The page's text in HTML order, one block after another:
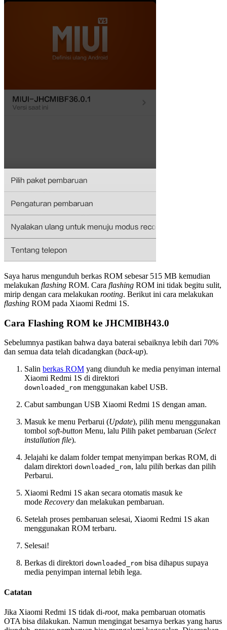
Saya harus mengunduh berkas ROM sebesar 515 MB kemudian
melakukan flashing ROM. Cara flashing ROM ini tidak begitu sulit,
mirip dengan cara melakukan rooting. Berikut ini cara melakukan
flashing ROM pada Xiaomi Redmi 1S.
Cara Flashing ROM ke JHCMIBH43.0
Sebelumnya pastikan bahwa daya baterai sebaiknya lebih dari 70%
dan semua data telah dicadangkan (back-up).
Salin berkas ROM yang diunduh ke media penyiman internal
Xiaomi Redmi 1S di direktori
downloaded_rom menggunakan kabel USB.
Cabut sambungan USB Xiaomi Redmi 1S dengan aman.
Masuk ke menu Perbarui (Update), pilih menu menggunakan
tombol soft-button Menu, lalu Pilih paket pembaruan (Select
installation file).
Jelajahi ke dalam folder tempat menyimpan berkas ROM, di
dalam direktori downloaded_rom, lalu pilih berkas dan pilih
Perbarui.
Xiaomi Redmi 1S akan secara otomatis masuk ke
mode Recovery dan melakukan pembaruan.
Setelah proses pembaruan selesai, Xiaomi Redmi 1S akan
menggunakan ROM terbaru.
Selesai!
Berkas di direktori downloaded_rom bisa dihapus supaya
media penyimpan internal lebih lega.
Catatan
Jika Xiaomi Redmi 1S tidak di-root, maka pembaruan otomatis
OTA bisa dilakukan. Namun mengingat besarnya berkas yang harus